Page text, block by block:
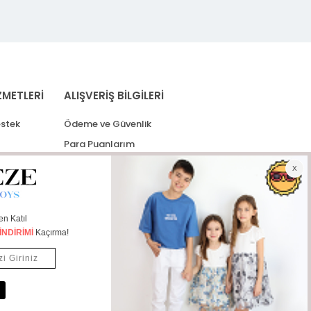
ALIŞVERİŞ BİLGİLERİ
Ödeme ve Güvenlik
Para Puanlarım